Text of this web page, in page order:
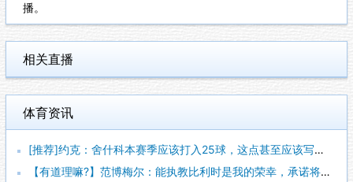
播。
相关直播
体育资讯
[推荐]约克：舍什科本赛季应该打入25球，这点甚至应该写进他
【有道理嘛?】范博梅尔：能执教比利时是我的荣幸，承诺将做到勤